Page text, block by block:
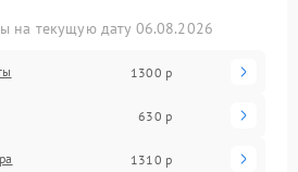
на текущую дату 06.08.2026
1300 р
630 р
1310 р